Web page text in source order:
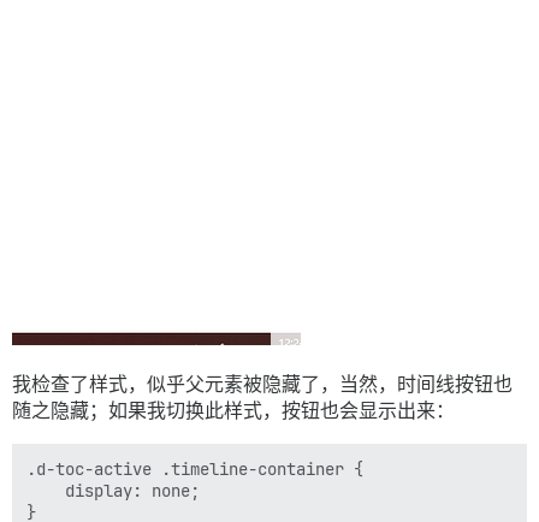
我检查了样式，似乎父元素被隐藏了，当然，时间线按钮也
随之隐藏；如果我切换此样式，按钮也会显示出来：
.d-toc-active .timeline-container {
    display: none;